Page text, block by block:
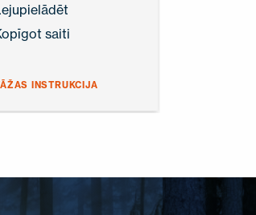
saiti
INSTRUKCIJA